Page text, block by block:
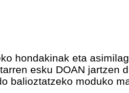
hondakinak eta
esku DOAN jartzen
balioztatzeko moduko